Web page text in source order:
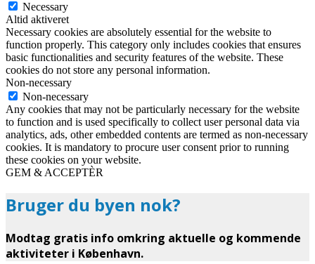
Necessary
Altid aktiveret
Necessary cookies are absolutely essential for the website to
function properly. This category only includes cookies that ensures
basic functionalities and security features of the website. These
cookies do not store any personal information.
Non-necessary
Non-necessary
Any cookies that may not be particularly necessary for the website
to function and is used specifically to collect user personal data via
analytics, ads, other embedded contents are termed as non-necessary
cookies. It is mandatory to procure user consent prior to running
these cookies on your website.
GEM & ACCEPTÈR
Bruger du byen nok?
Modtag gratis info omkring aktuelle og kommende
aktiviteter i København.